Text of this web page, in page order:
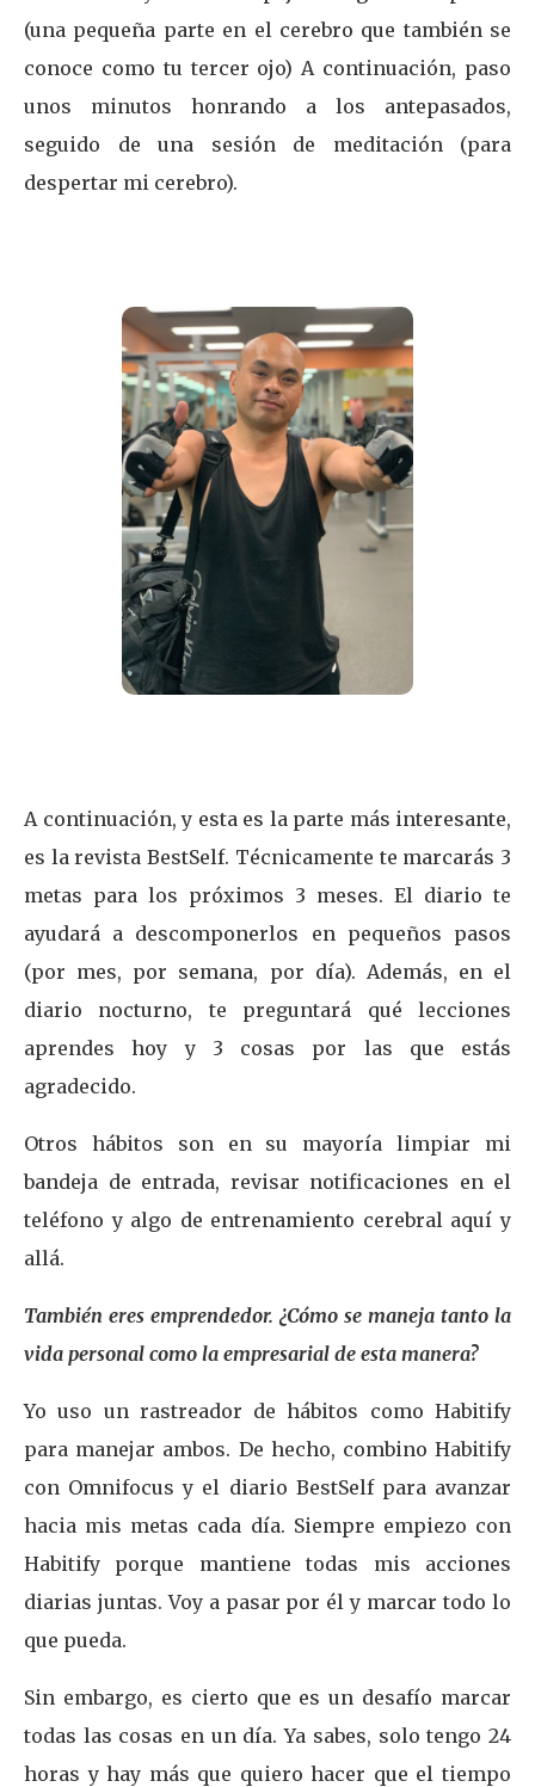
(una pequeña parte en el cerebro que también se
conoce como tu tercer ojo) A continuación, paso
unos minutos honrando a los antepasados,
seguido de una sesión de meditación (para
despertar mi cerebro).
A continuación, y esta es la parte más interesante,
es la revista BestSelf. Técnicamente te marcarás 3
metas para los próximos 3 meses. El diario te
ayudará a descomponerlos en pequeños pasos
(por mes, por semana, por día). Además, en el
diario nocturno, te preguntará qué lecciones
aprendes hoy y 3 cosas por las que estás
agradecido.
Otros hábitos son en su mayoría limpiar mi
bandeja de entrada, revisar notificaciones en el
teléfono y algo de entrenamiento cerebral aquí y
allá.
También eres emprendedor. ¿Cómo se maneja tanto la
vida personal como la empresarial de esta manera?
Yo uso un rastreador de hábitos como Habitify
para manejar ambos. De hecho, combino Habitify
con Omnifocus y el diario BestSelf para avanzar
hacia mis metas cada día. Siempre empiezo con
Habitify porque mantiene todas mis acciones
diarias juntas. Voy a pasar por él y marcar todo lo
que pueda.
Sin embargo, es cierto que es un desafío marcar
todas las cosas en un día. Ya sabes, solo tengo 24
horas y hay más que quiero hacer que el tiempo